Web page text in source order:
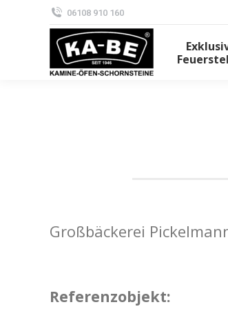
06108 910 160
Großbäckerei
Referenzobjekt: